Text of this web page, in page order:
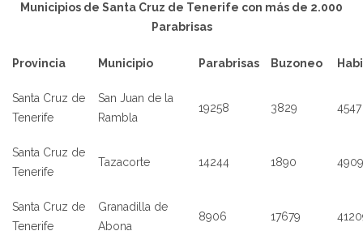
Municipios de Santa Cruz de Tenerife con más de 2.000
Parabrisas
Provincia Municipio Parabrisas Buzoneo
Santa Cruz de
Tenerife
San Juan de la
Rambla
19258 3829 4547
Santa Cruz de
Tenerife
Tazacorte 14244 1890 4909
Santa Cruz de
Tenerife
Granadilla de
Abona
8906 17679